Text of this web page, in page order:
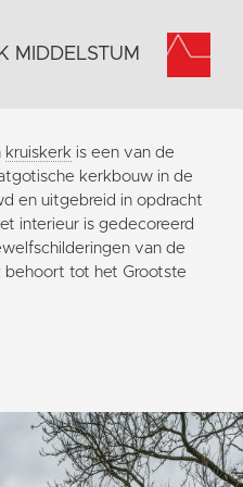
MIDDELSTUM
kruiskerk is een van de
kerkbouw in de
en uitgebreid in opdracht
interieur is gedecoreerd
van de
behoort tot het Grootste